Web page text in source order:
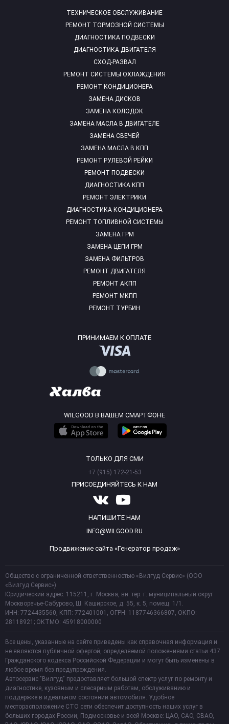
ТЕХНИЧЕСКОЕ ОБСЛУЖИВАНИЕ
РЕМОНТ ТОРМОЗНОЙ СИСТЕМЫ
ДИАГНОСТИКА ПОДВЕСКИ
ДИАГНОСТИКА ДВИГАТЕЛЯ
СХОД-РАЗВАЛ
РЕМОНТ СИСТЕМЫ ОХЛАЖДЕНИЯ
РЕМОНТ КОНДИЦИОНЕРА
ЗАМЕНА ДИСКОВ
ЗАМЕНА КОЛОДОК
ЗАМЕНА МАСЛА В ДВИГАТЕЛЕ
ЗАМЕНА СВЕЧЕЙ
ЗАМЕНА МАСЛА В КПП
РЕМОНТ РУЛЕВОЙ РЕЙКИ
РЕМОНТ ПОДВЕСКИ
ДИАГНОСТИКА КПП
РЕМОНТ ЭЛЕКТРИКИ
ДИАГНОСТИКА КОНДИЦИОНЕРА
РЕМОНТ ТОПЛИВНОЙ СИСТЕМЫ
ЗАМЕНА ГРМ
ЗАМЕНА ЦЕПИ ГРМ
ЗАМЕНА ФИЛЬТРОВ
РЕМОНТ ДВИГАТЕЛЯ
РЕМОНТ АКПП
РЕМОНТ МКПП
РЕМОНТ ТУРБИН
ПРИНИМАЕМ К ОПЛАТЕ
WILGOOD В ВАШЕМ СМАРТФОНЕ
ТОЛЬКО ДЛЯ СМИ
+7 (915) 172-21-53
ПРИСОЕДИНЯЙТЕСЬ К НАМ
НАПИШИТЕ НАМ
INFO@WILGOOD.RU
Продвижение сайта «Генератор продаж»
Общество с ограниченной ответственностью «Вилгуд Сервис» (ООО
«Вилгуд Сервис»)
Юридический адрес: 115211, г. Москва, вн. тер. г. муниципальный округ
Москворечье-Сабурово, Ш. Каширское, д. 55, к. 5, помещ. 1/1.
ИНН: 7724435560, КПП: 772401001, ОГРН: 1187746366807, ОКПО:
28118921; ОКТМО: 45918000000
Все цены, указанные на сайте приведены как справочная информация и
не являются публичной офертой, определяемой положениями статьи 437
Гражданского кодекса Российской Федерации и могут быть изменены в
любое время без предупреждения.
Автосервис "Вилгуд" предоставляет большой спектр услуг по ремонту и
диагностике, кузовным и слесарным работам, обслуживанию и
поддержке в идеальном состоянии автомобиля. Удобное
месторасположение СТО сети обеспечит доступность наших услуг в
больших городах России, Подмосковье и всей Москве: ЦАО, САО, СВАО,